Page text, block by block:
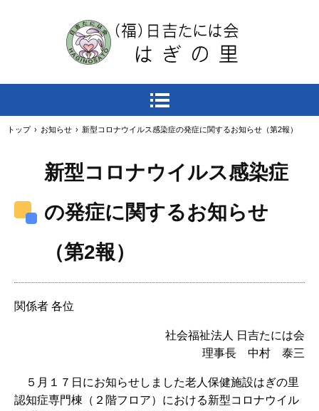
トップ › お知らせ › 新型コロナウイルス感染症の発症に関するお知らせ（第2報）
新型コロナウイルス感染症
の発症に関するお知らせ
（第2報）
関係者 各位
社会福祉法人 日吉たには会
理事長 中村 泰三
５月１７日にお知らせしました老人保健施設はぎの里
認知症専門棟（２階フロア）における新型コロナウイル